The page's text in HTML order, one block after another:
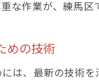
な作業が、練馬区
めの技術
は、最新の技術